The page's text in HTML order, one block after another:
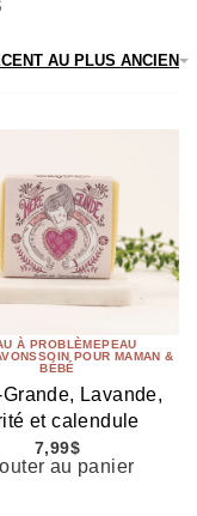
AU PLUS ANCIEN
À PROBLÈMEPEAU
SOIN POUR MAMAN &
BÉBÉ
Grande, Lavande,
et calendule
7,99$
au panier